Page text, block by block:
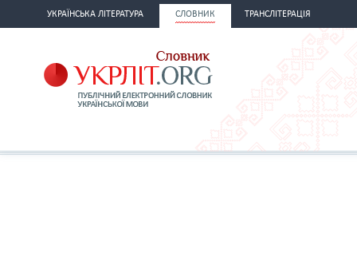
УКРАЇНСЬКА ЛІТЕРАТУРА СЛОВНИК ТРАНСЛІТЕРАЦІЯ